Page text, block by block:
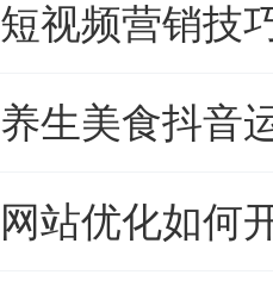
短视频营销技
养生美食抖音
网站优化如何